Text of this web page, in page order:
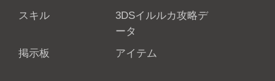
スキル
3DSイルルカ攻略デ
ータ
掲示板
アイテム